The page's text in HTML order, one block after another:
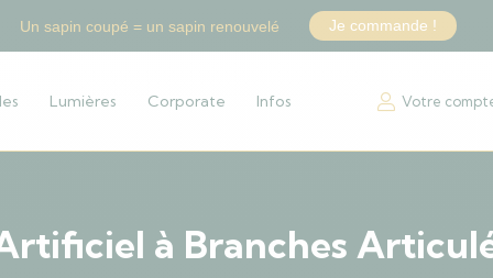
Lumières Corporate Infos Votre
à Branches
Un sapin coupé = un sapin renouvelé Je commande !